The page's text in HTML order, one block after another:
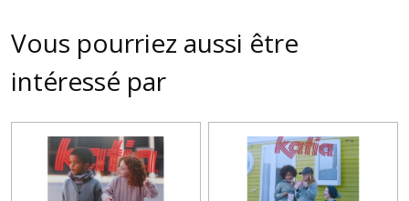
Vous pourriez aussi être
intéressé par